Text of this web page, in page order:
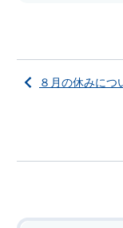
８月の休みにつ